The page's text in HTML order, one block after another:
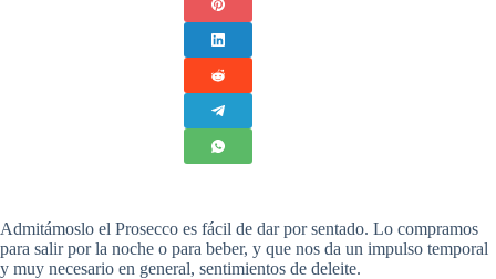
Admitámoslo el Prosecco es fácil de dar por sentado. Lo compramos
para salir por la noche o para beber, y que nos da un impulso temporal
y muy necesario en general, sentimientos de deleite.